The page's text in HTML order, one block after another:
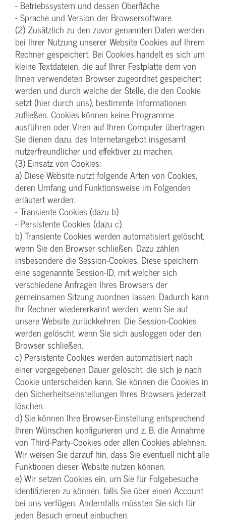
- Betriebssystem und dessen Oberfläche
- Sprache und Version der Browsersoftware.
(2) Zusätzlich zu den zuvor genannten Daten werden
bei Ihrer Nutzung unserer Website Cookies auf Ihrem
Rechner gespeichert. Bei Cookies handelt es sich um
kleine Textdateien, die auf Ihrer Festplatte dem von
Ihnen verwendeten Browser zugeordnet gespeichert
werden und durch welche der Stelle, die den Cookie
setzt (hier durch uns), bestimmte Informationen
zufließen. Cookies können keine Programme
ausführen oder Viren auf Ihren Computer übertragen.
Sie dienen dazu, das Internetangebot insgesamt
nutzerfreundlicher und effektiver zu machen.
(3) Einsatz von Cookies:
a) Diese Website nutzt folgende Arten von Cookies,
deren Umfang und Funktionsweise im Folgenden
erläutert werden:
- Transiente Cookies (dazu b)
- Persistente Cookies (dazu c).
b) Transiente Cookies werden automatisiert gelöscht,
wenn Sie den Browser schließen. Dazu zählen
insbesondere die Session-Cookies. Diese speichern
eine sogenannte Session-ID, mit welcher sich
verschiedene Anfragen Ihres Browsers der
gemeinsamen Sitzung zuordnen lassen. Dadurch kann
Ihr Rechner wiedererkannt werden, wenn Sie auf
unsere Website zurückkehren. Die Session-Cookies
werden gelöscht, wenn Sie sich ausloggen oder den
Browser schließen.
c) Persistente Cookies werden automatisiert nach
einer vorgegebenen Dauer gelöscht, die sich je nach
Cookie unterscheiden kann. Sie können die Cookies in
den Sicherheitseinstellungen Ihres Browsers jederzeit
löschen.
d) Sie können Ihre Browser-Einstellung entsprechend
Ihren Wünschen konfigurieren und z. B. die Annahme
von Third-Party-Cookies oder allen Cookies ablehnen.
Wir weisen Sie darauf hin, dass Sie eventuell nicht alle
Funktionen dieser Website nutzen können.
e) Wir setzen Cookies ein, um Sie für Folgebesuche
identifizieren zu können, falls Sie über einen Account
bei uns verfügen. Andernfalls müssten Sie sich für
jeden Besuch erneut einbuchen.